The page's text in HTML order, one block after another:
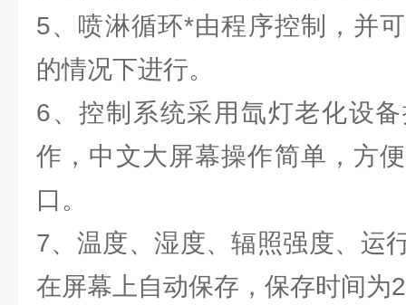
5、喷淋循环*由程序控制，并
的情况下进行。
6、控制系统采用氙灯老化设
作，中文大屏幕操作简单，方
口。
7、温度、湿度、辐照强度、运
在屏幕上自动保存，保存时间为